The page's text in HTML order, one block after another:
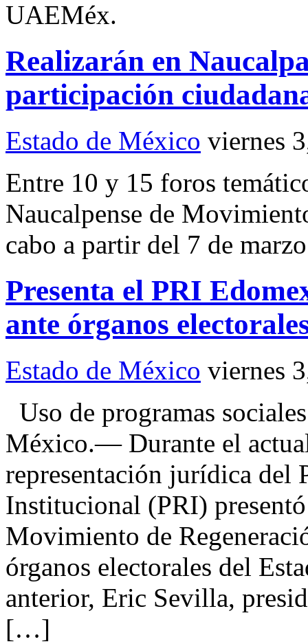
UAEMéx.
Realizarán en
participación
Estado de México viernes
Entre 10 y 15 foros
Naucalpense de
cabo a partir del 7 de
Presenta el PRI
ante órganos
Estado de México viernes
Uso de programas
México.— Durante el
representación jurídica del
Institucional (PRI)
Movimiento de
órganos electorales del
anterior, Eric Sevilla,
[…]